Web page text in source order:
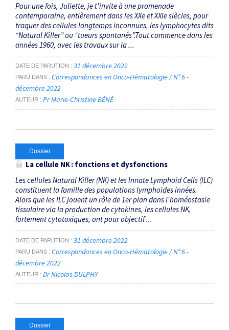
Pour une fois, Juliette, je t'invite à une promenade
contemporaine, entièrement dans les XXe et XXIe siècles, pour
traquer des cellules longtemps inconnues, les lymphocytes dits
“Natural Killer” ou “tueurs spontanés”.Tout commence dans les
années 1960, avec les travaux sur la ...
DATE DE PARUTION 31 décembre 2022
PARU DANS
Correspondances en Onco-Hématologie / N° 6 -
décembre 2022
AUTEUR Pr Marie-Christine BÉNÉ
Dossier
La cellule NK : fonctions et dysfonctions
Les cellules Natural Killer (NK) et les Innate Lymphoid Cells (ILC)
constituent la famille des populations lymphoïdes innées.
Alors que les ILC jouent un rôle de 1er plan dans l'homéostasie
tissulaire via la production de cytokines, les cellules NK,
fortement cytotoxiques, ont pour objectif ...
DATE DE PARUTION 31 décembre 2022
PARU DANS
Correspondances en Onco-Hématologie / N° 6 -
décembre 2022
AUTEUR Dr Nicolas DULPHY
Dossier